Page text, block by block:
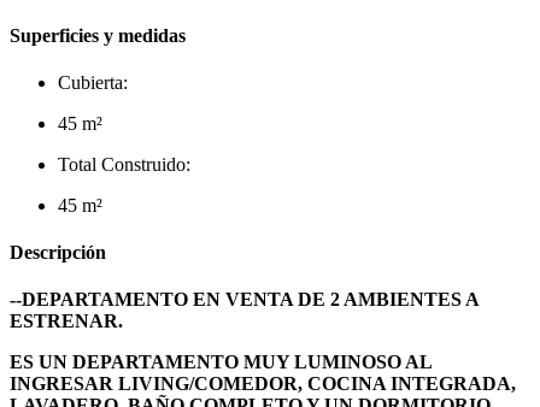
Superficies y medidas
Cubierta:
45 m²
Total Construido:
45 m²
Descripción
--DEPARTAMENTO EN VENTA DE 2 AMBIENTES A
ESTRENAR.
ES UN DEPARTAMENTO MUY LUMINOSO AL
INGRESAR LIVING/COMEDOR, COCINA INTEGRADA,